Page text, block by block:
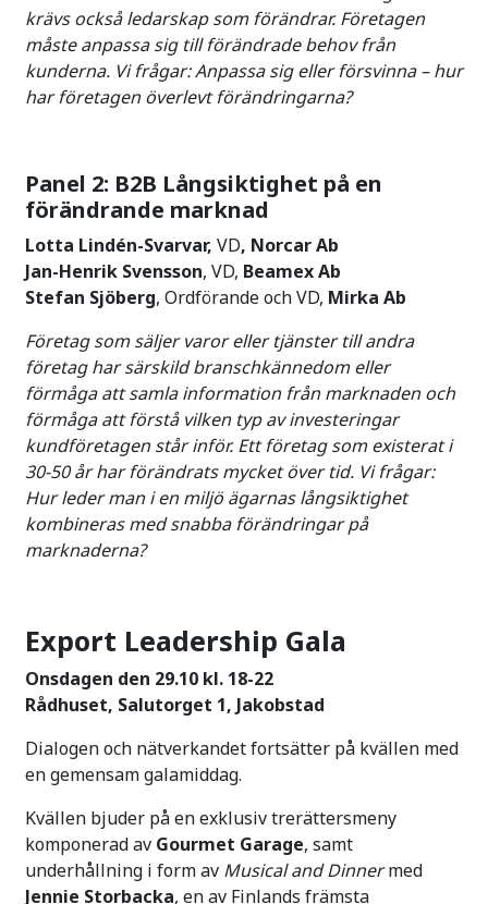
krävs också ledarskap som förändrar. Företagen
måste anpassa sig till förändrade behov från
kunderna. Vi frågar: Anpassa sig eller försvinna – hur
har företagen överlevt förändringarna?
Panel 2: B2B Långsiktighet på en
förändrande marknad
Lotta Lindén-Svarvar, VD, Norcar Ab
Jan-Henrik Svensson, VD, Beamex Ab
Stefan Sjöberg, Ordförande och VD, Mirka Ab
Företag som säljer varor eller tjänster till andra
företag har särskild branschkännedom eller
förmåga att samla information från marknaden och
förmåga att förstå vilken typ av investeringar
kundföretagen står inför. Ett företag som existerat i
30-50 år har förändrats mycket över tid. Vi frågar:
Hur leder man i en miljö ägarnas långsiktighet
kombineras med snabba förändringar på
marknaderna?
Export Leadership Gala
Onsdagen den 29.10 kl. 18-22
Rådhuset, Salutorget 1, Jakobstad
Dialogen och nätverkandet fortsätter på kvällen med
en gemensam galamiddag.
Kvällen bjuder på en exklusiv trerättersmeny
komponerad av Gourmet Garage, samt
underhållning i form av Musical and Dinnermed
Jennie Storbacka, en av Finlands främsta